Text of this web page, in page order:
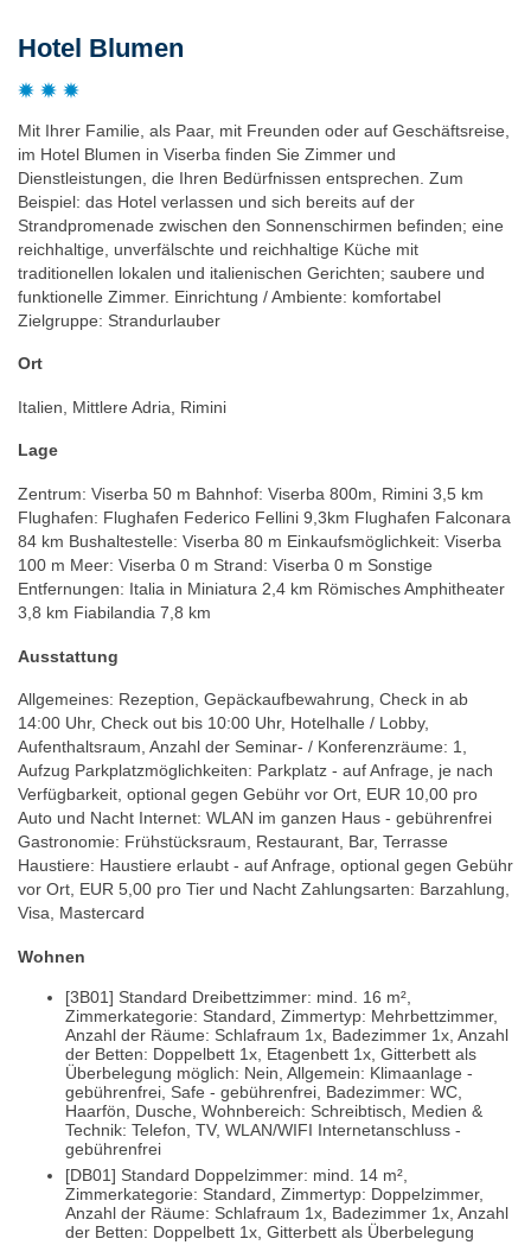
Hotel Blumen
Mit Ihrer Familie, als Paar, mit Freunden oder auf Geschäftsreise,
im Hotel Blumen in Viserba finden Sie Zimmer und
Dienstleistungen, die Ihren Bedürfnissen entsprechen. Zum
Beispiel: das Hotel verlassen und sich bereits auf der
Strandpromenade zwischen den Sonnenschirmen befinden; eine
reichhaltige, unverfälschte und reichhaltige Küche mit
traditionellen lokalen und italienischen Gerichten; saubere und
funktionelle Zimmer. Einrichtung / Ambiente: komfortabel
Zielgruppe: Strandurlauber
Ort
Italien, Mittlere Adria, Rimini
Lage
Zentrum: Viserba 50 m Bahnhof: Viserba 800m, Rimini 3,5 km
Flughafen: Flughafen Federico Fellini 9,3km Flughafen Falconara
84 km Bushaltestelle: Viserba 80 m Einkaufsmöglichkeit: Viserba
100 m Meer: Viserba 0 m Strand: Viserba 0 m Sonstige
Entfernungen: Italia in Miniatura 2,4 km Römisches Amphitheater
3,8 km Fiabilandia 7,8 km
Ausstattung
Allgemeines: Rezeption, Gepäckaufbewahrung, Check in ab
14:00 Uhr, Check out bis 10:00 Uhr, Hotelhalle / Lobby,
Aufenthaltsraum, Anzahl der Seminar- / Konferenzräume: 1,
Aufzug Parkplatzmöglichkeiten: Parkplatz - auf Anfrage, je nach
Verfügbarkeit, optional gegen Gebühr vor Ort, EUR 10,00 pro
Auto und Nacht Internet: WLAN im ganzen Haus - gebührenfrei
Gastronomie: Frühstücksraum, Restaurant, Bar, Terrasse
Haustiere: Haustiere erlaubt - auf Anfrage, optional gegen Gebühr
vor Ort, EUR 5,00 pro Tier und Nacht Zahlungsarten: Barzahlung,
Visa, Mastercard
Wohnen
[3B01] Standard Dreibettzimmer: mind. 16 m²,
Zimmerkategorie: Standard, Zimmertyp: Mehrbettzimmer,
Anzahl der Räume: Schlafraum 1x, Badezimmer 1x, Anzahl
der Betten: Doppelbett 1x, Etagenbett 1x, Gitterbett als
Überbelegung möglich: Nein, Allgemein: Klimaanlage -
gebührenfrei, Safe - gebührenfrei, Badezimmer: WC,
Haarfön, Dusche, Wohnbereich: Schreibtisch, Medien &
Technik: Telefon, TV, WLAN/WIFI Internetanschluss -
gebührenfrei
[DB01] Standard Doppelzimmer: mind. 14 m²,
Zimmerkategorie: Standard, Zimmertyp: Doppelzimmer,
Anzahl der Räume: Schlafraum 1x, Badezimmer 1x, Anzahl
der Betten: Doppelbett 1x, Gitterbett als Überbelegung